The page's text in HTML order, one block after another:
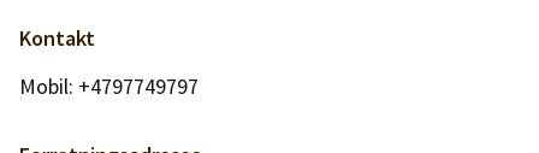
Kontakt
Mobil: +4797749797